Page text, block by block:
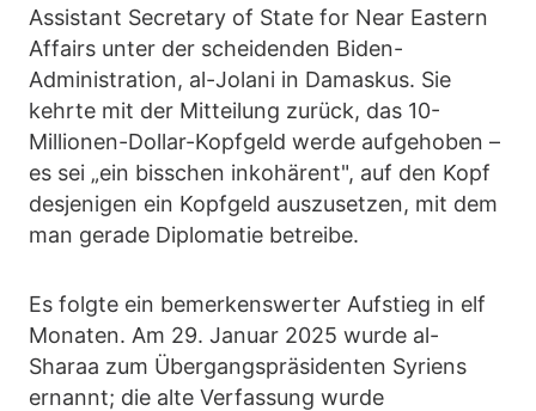
Assistant Secretary of State for Near Eastern
Affairs unter der scheidenden Biden-
Administration, al-Jolani in Damaskus. Sie
kehrte mit der Mitteilung zurück, das 10-
Millionen-Dollar-Kopfgeld werde aufgehoben –
es sei „ein bisschen inkohärent", auf den Kopf
desjenigen ein Kopfgeld auszusetzen, mit dem
man gerade Diplomatie betreibe.
Es folgte ein bemerkenswerter Aufstieg in elf
Monaten. Am 29. Januar 2025 wurde al-
Sharaa zum Übergangspräsidenten Syriens
ernannt; die alte Verfassung wurde